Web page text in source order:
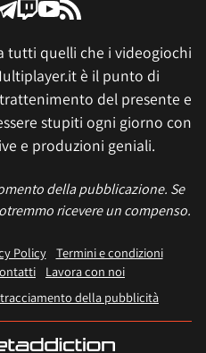
tutti quelli che i videogiochi
è il punto di
del presente e
stupiti ogni giorno con
e produzioni geniali.
della pubblicazione. Se
ricevere un compenso.
Policy
Termini e condizioni
Lavora con noi
della pubblicità